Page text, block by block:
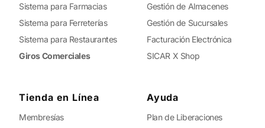
Sistema para Farmacias
Sistema para Ferreterías
Sistema para Restaurantes
Giros Comerciales
Gestión de Almacenes
Gestión de Sucursales
Facturación Electrónica
SICAR X Shop
Tienda en Línea
Membresías
Ayuda
Plan de Liberaciones